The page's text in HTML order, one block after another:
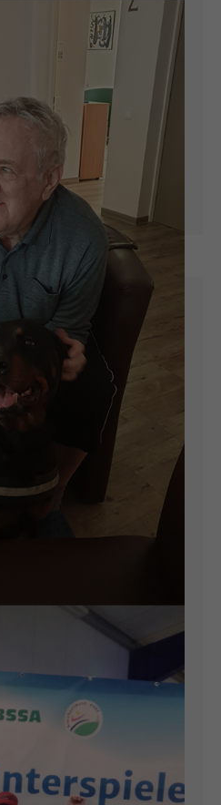
OBERSDORF
"Gemeinsam
wurde jetzt mit einer
in der Villa
beendet.
LESEN
BESUCH